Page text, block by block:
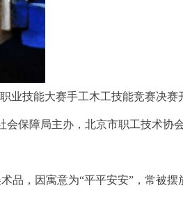
业技能大赛手工木工技能竞赛决赛
保障局主办，北京市职工技术协
，因寓意为“平平安安”，常被摆